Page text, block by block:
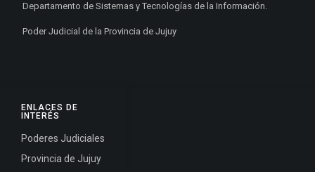
ENLACES DE
INTERÉS
Poderes Judiciales
Provincia de Jujuy
Departamento de Sistemas y Tecnologías de la Información.
Poder Judicial de la Provincia de Jujuy